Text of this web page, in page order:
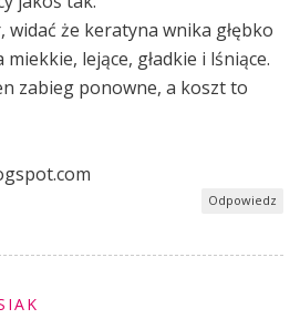
widać że keratyna wnika głębko
miekkie, lejące, gładkie i lśniące.
zabieg ponowne, a koszt to
Odpowiedz